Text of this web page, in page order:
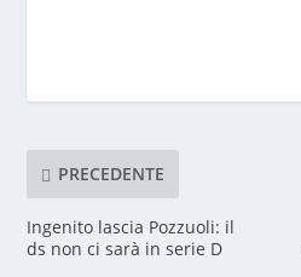
PRECEDENTE
Ingenito lascia Pozzuoli: il
ds non ci sarà in serie D